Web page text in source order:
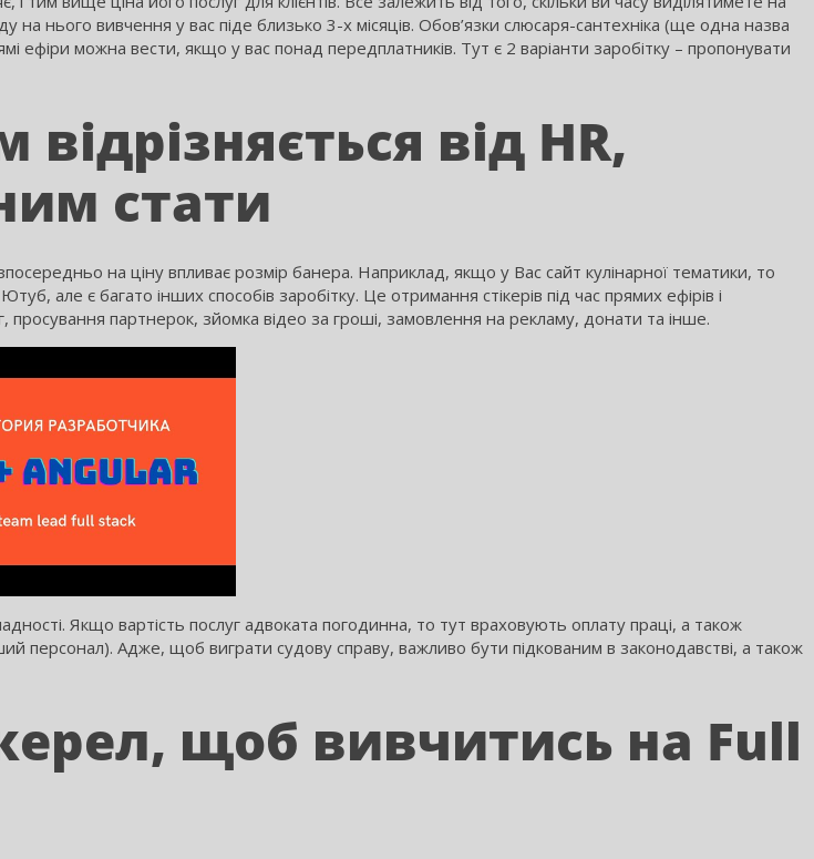
нього вивчення у вас піде близько 3-х місяців. Обов’язки слюсаря-сантехніка (ще одна назва
ефіри можна вести, якщо у вас понад передплатників. Тут є 2 варіанти заробітку – пропонувати
від HR,
стати
на ціну впливає розмір банера. Наприклад, якщо у Вас сайт кулінарної тематики, то
але є багато інших способів заробітку. Це отримання стікерів під час прямих ефірів і
просування партнерок, зйомка відео за гроші, замовлення на рекламу, донати та інше.
Якщо вартість послуг адвоката погодинна, то тут враховують оплату праці, а також
персонал). Адже, щоб виграти судову справу, важливо бути підкованим в законодавстві, а також
щоб вивчитись на Full